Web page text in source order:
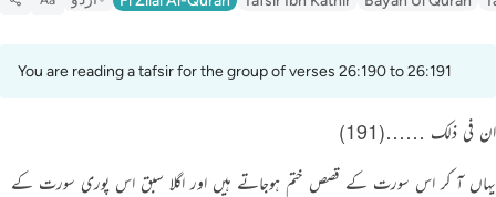
You are reading a tafsir for the group of verses 26:190 to 26:191
ان فی ذلک ……(191)
یہاں آ کر اس سورت کے قصص ختم ہوجاتے ہیں اور اگلا سبق اس پوری سورت کے